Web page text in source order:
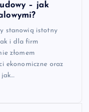
– jak
stanowią istotny
i dla firm
złomem
ekonomiczne oraz